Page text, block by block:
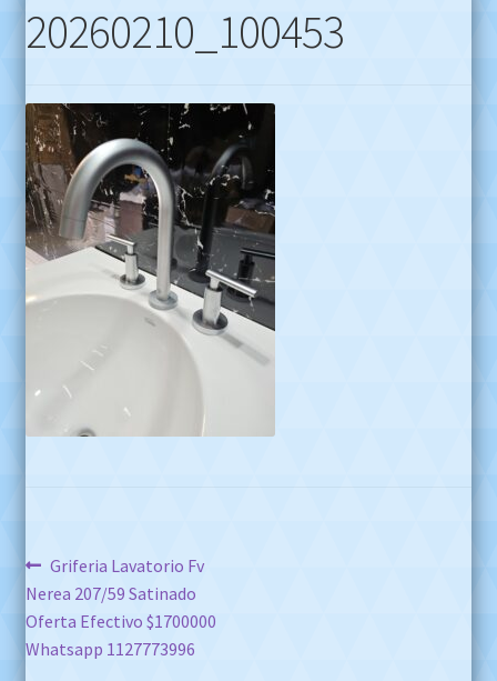
20260210_100453
Navegación
de
entradas
Anterior:
Griferia Lavatorio Fv
Nerea 207/59 Satinado
Oferta Efectivo $1700000
Whatsapp 1127773996